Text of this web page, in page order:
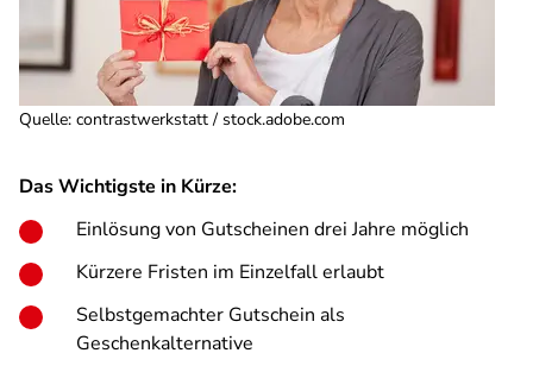
Quelle: contrastwerkstatt / stock.adobe.com
Das Wichtigste in Kürze:
Einlösung von Gutscheinen drei Jahre möglich
Kürzere Fristen im Einzelfall erlaubt
Selbstgemachter Gutschein als
Geschenkalternative